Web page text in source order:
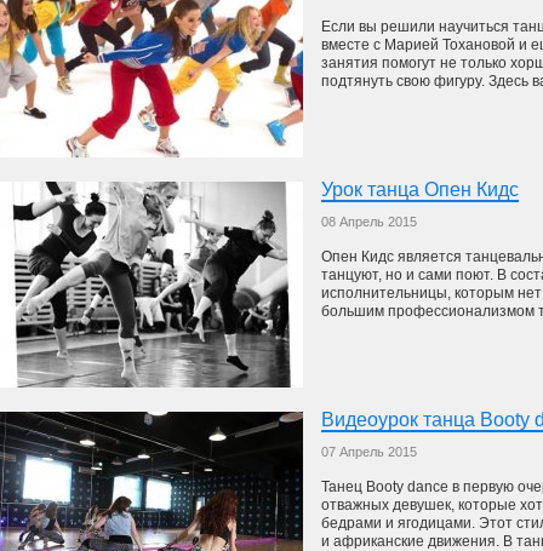
Если вы решили научиться
вместе с Марией Тохановой и
занятия помогут не только
подтянуть свою фигуру. Здесь
Урок танца Опен Кидс
08 Апрель 2015
Опен Кидс является
танцуют, но и сами поют. В
исполнительницы, которым
большим профессионализмом
Видеоурок танца Booty
07 Апрель 2015
Танец Booty dance в первую
отважных девушек, которые
бедрами и ягодицами. Этот
и африканские движения. В